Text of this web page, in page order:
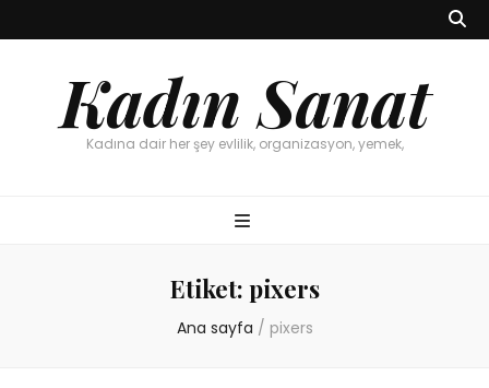
Kadın Sanat
Kadına dair her şey evlilik, organizasyon, yemek,
Etiket: pixers
Ana sayfa / pixers